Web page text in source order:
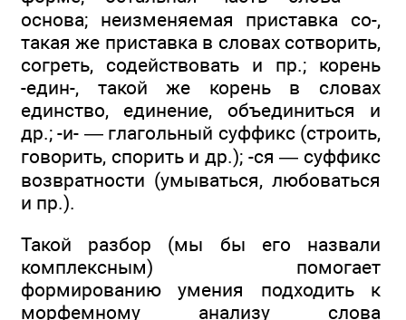
основа; неизменяемая приставка со-,
такая же приставка в словах сотворить,
согреть, содействовать и пр.; корень
-един-, такой же корень в словах
единство, единение, объединиться и
др.; -и- — глагольный суффикс (строить,
говорить, спорить и др.); -ся — суффикс
возвратности (умываться, любоваться
и пр.).
Такой разбор (мы бы его назвали
комплексным) помогает
формированию умения подходить к
морфемному анализу слова